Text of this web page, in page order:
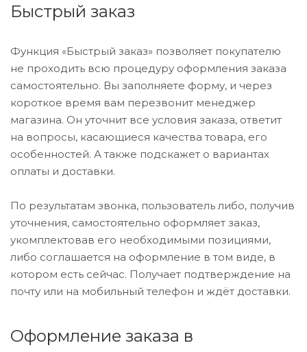
Быстрый заказ
Функция «Быстрый заказ» позволяет покупателю
не проходить всю процедуру оформления заказа
самостоятельно. Вы заполняете форму, и через
короткое время вам перезвонит менеджер
магазина. Он уточнит все условия заказа, ответит
на вопросы, касающиеся качества товара, его
особенностей. А также подскажет о вариантах
оплаты и доставки.
По результатам звонка, пользователь либо, получив
уточнения, самостоятельно оформляет заказ,
укомплектовав его необходимыми позициями,
либо соглашается на оформление в том виде, в
котором есть сейчас. Получает подтверждение на
почту или на мобильный телефон и ждёт доставки.
Оформление заказа в
Элементы безопасности кровли
Комплектующие
Мембраны и плёнки
Тротуарная плитка